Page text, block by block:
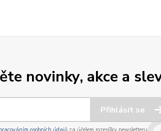
novinky, akce a
Přihlásit se